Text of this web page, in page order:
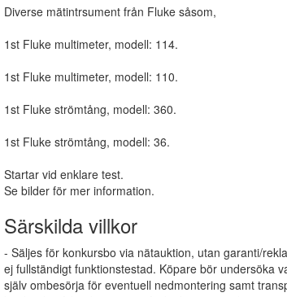
Diverse mätintrsument från Fluke såsom,
1st Fluke multimeter, modell: 114.
1st Fluke multimeter, modell: 110.
1st Fluke strömtång, modell: 360.
1st Fluke strömtång, modell: 36.
Startar vid enklare test.
Se bilder för mer information.
Särskilda villkor
- Säljes för konkursbo via nätauktion, utan garanti/
ej fullständigt funktionstestad. Köpare bör undersöka
själv ombesörja för eventuell nedmontering samt